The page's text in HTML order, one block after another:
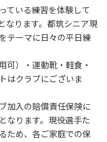
ている練習を体験して
なります。都筑シニア現
テーマに日々の平日練
可）・運動靴・軽食・
はクラブにございま
加入の賠償責任保険に
なります。現役選手た
ため、各ご家庭での保